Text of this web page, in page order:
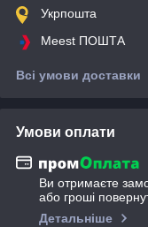
Укрпошта
Meest ПОШТА
Всі умови доставки
Умови оплати
Ви отримаєте
або гроші
Детальніше